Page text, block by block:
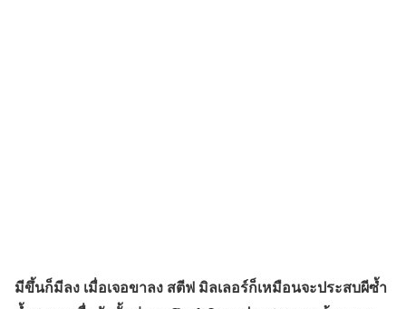
มีขึ้นก็มีลง เมื่อเจอขาลง สตีฟ มิลเลอร์ก็เหมือนจะประสบผีซ้ำ